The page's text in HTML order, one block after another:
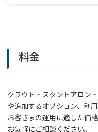
料金
クラウド・スタンドアロン
や追加するオプション、利用
お客さまの運用に適した価
お気軽にご相談ください。